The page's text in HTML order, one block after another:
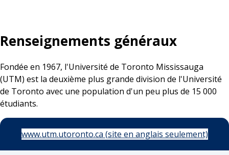
Renseignements généraux
Fondée en 1967, l'Université de Toronto Mississauga
(UTM) est la deuxième plus grande division de l'Université
de Toronto avec une population d'un peu plus de 15 000
étudiants.
www.utm.utoronto.ca (site en anglais seulement)